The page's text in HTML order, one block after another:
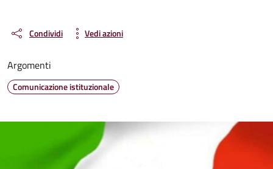
Condividi Vedi azioni
Argomenti
Comunicazione istituzionale